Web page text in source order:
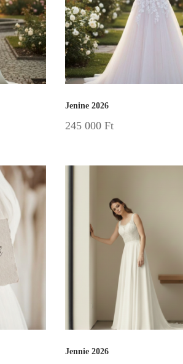
Jenine 2026
245 000 Ft
Jennie 2026